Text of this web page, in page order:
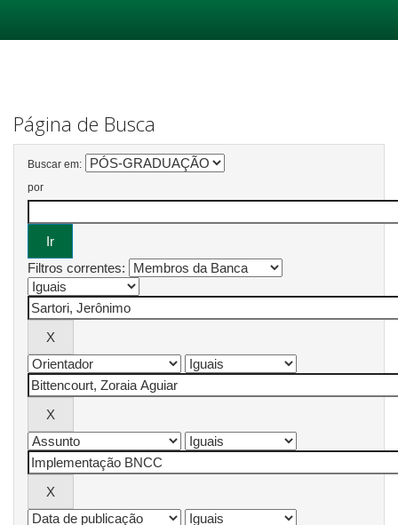
Página de Busca
Buscar em:
por
Filtros correntes: